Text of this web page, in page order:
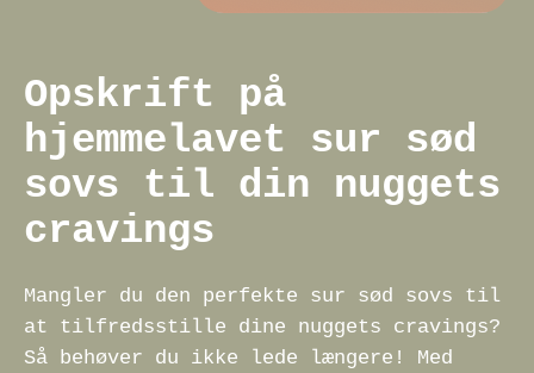
Opskrift på
hjemmelavet sur sød
sovs til din nuggets
cravings
Mangler du den perfekte sur sød sovs til
at tilfredsstille dine nuggets cravings?
Så behøver du ikke lede længere! Med